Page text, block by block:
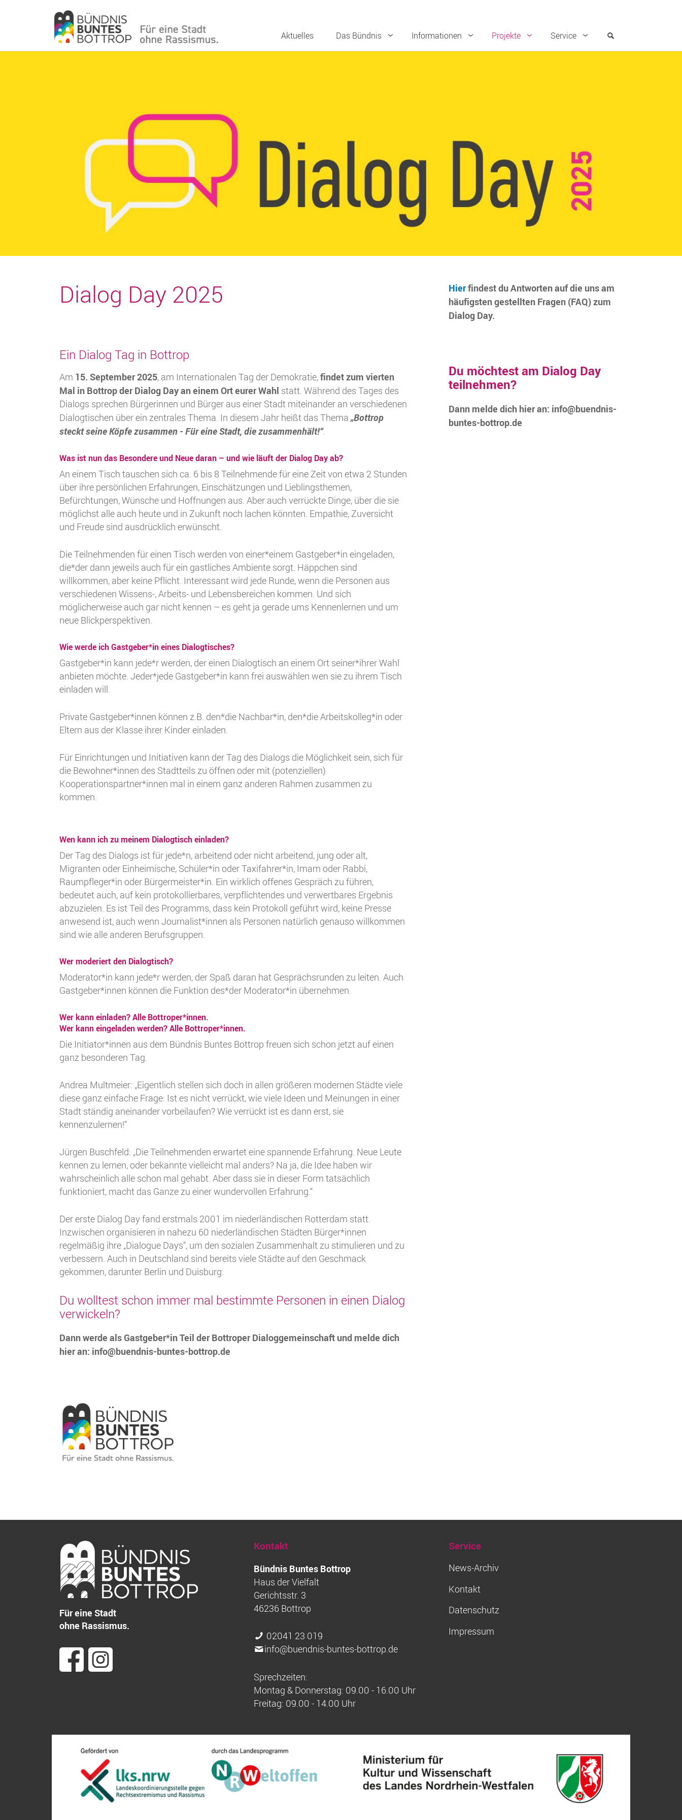
Aktuelles Das Bündnis Informationen Projekte Service
Dialog Day 2025
Ein Dialog Tag in Bottrop
Am 15. September 2025, am Internationalen Tag der Demokratie,findet zum vierten
Mal in Bottrop der Dialog Day an einem Ort eurer Wahl statt. Während des Tages des
Dialogs sprechen Bürgerinnen und Bürger aus einer Stadt miteinander an verschiedenen
Dialogtischen über ein zentrales Thema. In diesem Jahr heißt das Thema „Bottrop
steckt seine Köpfe zusammen - Für eine Stadt, die zusammenhält!“.
Was ist nun das Besondere und Neue daran – und wie läuft der Dialog Day ab?
An einem Tisch tauschen sich ca. 6 bis 8 Teilnehmende für eine Zeit von etwa 2 Stunden
über ihre persönlichen Erfahrungen, Einschätzungen und Lieblingsthemen,
Befürchtungen, Wünsche und Hoffnungen aus. Aber auch verrückte Dinge, über die sie
möglichst alle auch heute und in Zukunft noch lachen könnten. Empathie, Zuversicht
und Freude sind ausdrücklich erwünscht.
Die Teilnehmenden für einen Tisch werden von einer*einem Gastgeber*in eingeladen,
die*der dann jeweils auch für ein gastliches Ambiente sorgt. Häppchen sind
willkommen, aber keine Pflicht. Interessant wird jede Runde, wenn die Personen aus
verschiedenen Wissens-, Arbeits- und Lebensbereichen kommen. Und sich
möglicherweise auch gar nicht kennen – es geht ja gerade ums Kennenlernen und um
neue Blickperspektiven.
Wie werde ich Gastgeber*in eines Dialogtisches?
Gastgeber*in kann jede*r werden, der einen Dialogtisch an einem Ort seiner*ihrer Wahl
anbieten möchte. Jeder*jede Gastgeber*in kann frei auswählen wen sie zu ihrem Tisch
einladen will.
Private Gastgeber*innen können z.B. den*die Nachbar*in, den*die Arbeitskolleg*in oder
Eltern aus der Klasse ihrer Kinder einladen.
Für Einrichtungen und Initiativen kann der Tag des Dialogs die Möglichkeit sein, sich für
die Bewohner*innen des Stadtteils zu öffnen oder mit (potenziellen)
Kooperationspartner*innen mal in einem ganz anderen Rahmen zusammen zu
kommen.
Wen kann ich zu meinem Dialogtisch einladen?
Der Tag des Dialogs ist für jede*n, arbeitend oder nicht arbeitend, jung oder alt,
Migranten oder Einheimische, Schüler*in oder Taxifahrer*in, Imam oder Rabbi,
Raumpfleger*in oder Bürgermeister*in. Ein wirklich offenes Gespräch zu führen,
bedeutet auch, auf kein protokollierbares, verpflichtendes und verwertbares Ergebnis
abzuzielen. Es ist Teil des Programms, dass kein Protokoll geführt wird, keine Presse
anwesend ist, auch wenn Journalist*innen als Personen natürlich genauso willkommen
sind wie alle anderen Berufsgruppen.
Wer moderiert den Dialogtisch?
Moderator*in kann jede*r werden, der Spaß daran hat Gesprächsrunden zu leiten. Auch
Gastgeber*innen können die Funktion des*der Moderator*in übernehmen.
Wer kann einladen? Alle Bottroper*innen.
Wer kann eingeladen werden? Alle Bottroper*innen.
Die Initiator*innen aus dem Bündnis Buntes Bottrop freuen sich schon jetzt auf einen
ganz besonderen Tag.
Andrea Multmeier: „Eigentlich stellen sich doch in allen größeren modernen Städte viele
diese ganz einfache Frage: Ist es nicht verrückt, wie viele Ideen und Meinungen in einer
Stadt ständig aneinander vorbeilaufen? Wie verrückt ist es dann erst, sie
kennenzulernen!“
Jürgen Buschfeld: „Die Teilnehmenden erwartet eine spannende Erfahrung. Neue Leute
kennen zu lernen, oder bekannte vielleicht mal anders? Na ja, die Idee haben wir
wahrscheinlich alle schon mal gehabt. Aber dass sie in dieser Form tatsächlich
funktioniert, macht das Ganze zu einer wundervollen Erfahrung.“
Der erste Dialog Day fand erstmals 2001 im niederländischen Rotterdam statt.
Inzwischen organisieren in nahezu 60 niederländischen Städten Bürger*innen
regelmäßig ihre „Dialogue Days“, um den sozialen Zusammenhalt zu stimulieren und zu
verbessern. Auch in Deutschland sind bereits viele Städte auf den Geschmack
gekommen, darunter Berlin und Duisburg.
Du wolltest schon immer mal bestimmte Personen in einen Dialog
verwickeln?
Dann werde als Gastgeber*in Teil der Bottroper Dialoggemeinschaft und melde dich
hier an: info@buendnis-buntes-bottrop.de
Hierfindest du Antworten auf die uns am
häufigsten gestellten Fragen (FAQ) zum
Dialog Day.
Du möchtest am Dialog Day
teilnehmen?
Dann melde dich hier an: info@buendnis-
buntes-bottrop.de
Für eine Stadt
ohne Rassismus.
Kontakt
Bündnis Buntes Bottrop
Haus der Vielfalt
Gerichtsstr. 3
46236 Bottrop
02041 23 019
info@buendnis-buntes-bottrop.de
Sprechzeiten:
Montag & Donnerstag: 09.00 - 16.00 Uhr
Freitag: 09.00 - 14.00 Uhr
Service
News-Archiv
Kontakt
Datenschutz
Impressum